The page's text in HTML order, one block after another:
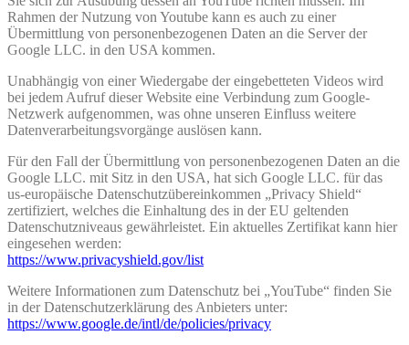
Rahmen der Nutzung von Youtube kann es auch zu einer
Übermittlung von personenbezogenen Daten an die Server der
Google LLC. in den USA kommen.
Unabhängig von einer Wiedergabe der eingebetteten Videos wird
bei jedem Aufruf dieser Website eine Verbindung zum Google-
Netzwerk aufgenommen, was ohne unseren Einfluss weitere
Datenverarbeitungsvorgänge auslösen kann.
Für den Fall der Übermittlung von personenbezogenen Daten an die
Google LLC. mit Sitz in den USA, hat sich Google LLC. für das
us-europäische Datenschutzübereinkommen „Privacy Shield“
zertifiziert, welches die Einhaltung des in der EU geltenden
Datenschutzniveaus gewährleistet. Ein aktuelles Zertifikat kann hier
eingesehen werden:
https://www.privacyshield.gov/list
Weitere Informationen zum Datenschutz bei „YouTube“ finden Sie
in der Datenschutzerklärung des Anbieters unter:
https://www.google.de/intl/de/policies/privacy